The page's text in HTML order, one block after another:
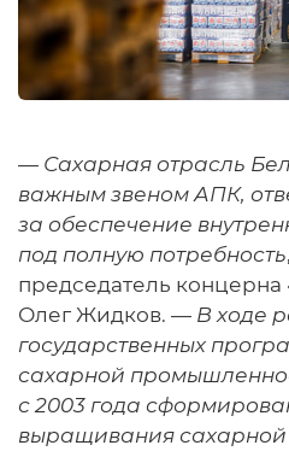
— Сахарная отрасль
важным звеном АПК,
за обеспечение
под полную потребность
председатель
Олег Жидков. — В ходе
государственных
сахарной
с 2003 года
выращивания сахарной